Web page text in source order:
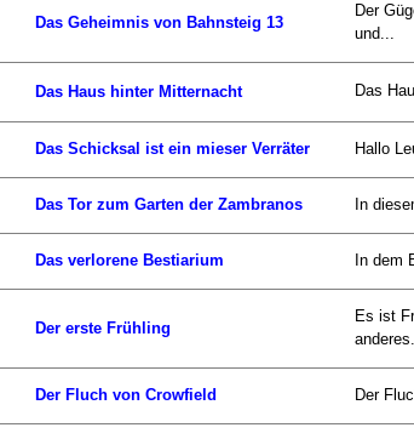
Das Geheimnis von Bahnsteig 13
Der
und...
Das Haus hinter Mitternacht Das
Das Schicksal ist ein mieser Verräter Hallo
Das Tor zum Garten der Zambranos In
Das verlorene Bestiarium In dem
Der erste Frühling
Es ist
Der Fluch von Crowfield Der